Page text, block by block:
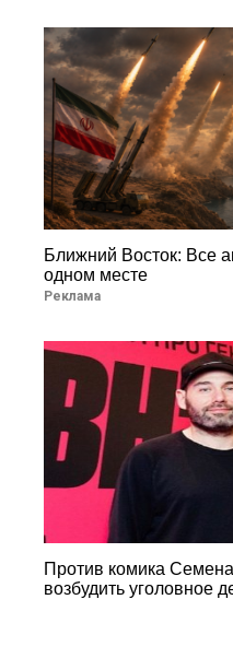
Ближний Восток: Все
одном месте
Реклама
Против комика
возбудить уголовное